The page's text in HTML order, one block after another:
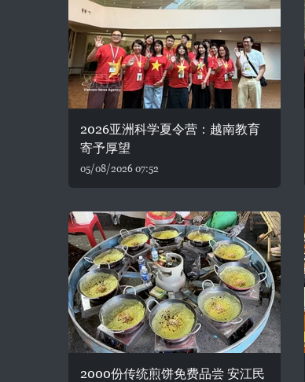
2026亚洲科学夏令营：越南教育
寄予厚望
05/08/2026 07:52
2000份传统煎饼免费品尝 安江民